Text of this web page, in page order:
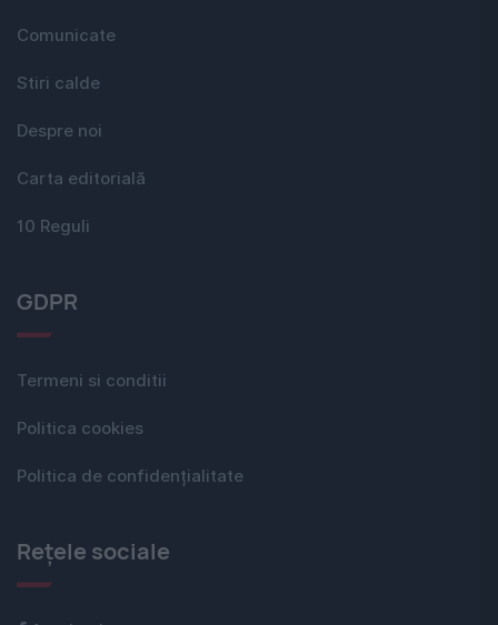
Comunicate
Stiri calde
Despre noi
Carta editorială
10 Reguli
GDPR
Termeni si conditii
Politica cookies
Politica de confidențialitate
Rețele sociale